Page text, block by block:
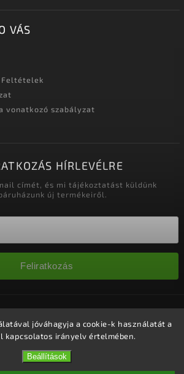
jóváhagyja a cookie-k használatát a
kapcsolatos irányelv értelmében.
Beállítások
VÁS
Feltételek
vonatkozó szabályzat
HÍRLEVÉLRE
címét, és mi tájékoztatást küldünk
új termékeiről.
Feliratkozás
fenntartva.
beállítások szerkesztése
Shoptet| Design